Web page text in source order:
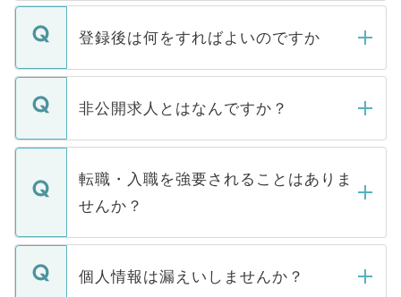
登録後は何をすればよいのですか
ご登録いただきましたら、弊社担当者がご
登録内容を確認し、その後メールもしくは
ます。通常、5営業日以内にはご連絡をせて
いただきますので、しばらくお待ちくださ
非公開求人とはなんですか？
マイナビDOCTORで取り扱っている求人の
うち約3割は、Webサイトからご覧いただ
けない「非公開求人」です。非公開求人は
下記の理由によって、一般には公開してい
ません。
■応募殺到を避けるため 人気のある医療機
転職・入職を強要されることはありま
せんか？
転職・入職を強要することは一切ありませ
ん。また、仮に応募先から内定をいただい
個人情報は漏えいしませんか？